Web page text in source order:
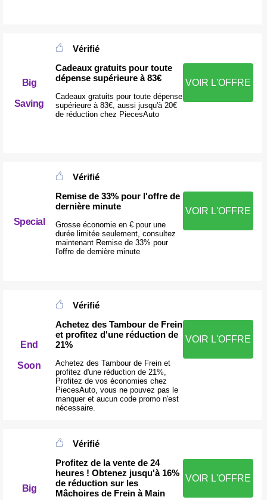
Big
Saving
Vérifié
Cadeaux gratuits pour toute
dépense supérieure à 83€
Cadeaux gratuits pour toute dépense
supérieure à 83€, aussi jusqu'à 20€
de réduction chez PiecesAuto
VOIR L'OFFRE
Special
Vérifié
Remise de 33% pour l'offre de
dernière minute
Grosse économie en € pour une
durée limitée seulement, consultez
maintenant Remise de 33% pour
l'offre de dernière minute
VOIR L'OFFRE
End
Soon
Vérifié
Achetez des Tambour de Frein
et profitez d'une réduction de
21%
Achetez des Tambour de Frein et
profitez d'une réduction de 21%,
Profitez de vos économies chez
PiecesAuto, vous ne pouvez pas le
manquer et aucun code promo n'est
nécessaire.
VOIR L'OFFRE
Big
Vérifié
Profitez de la vente de 24
heures ! Obtenez jusqu'à 16%
de réduction sur les
Mâchoires de Frein à Main
VOIR L'OFFRE